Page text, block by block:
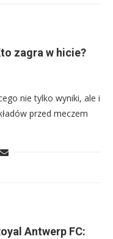
zagra w hicie?
nie tylko wyniki, ale i
przed meczem
Antwerp FC: